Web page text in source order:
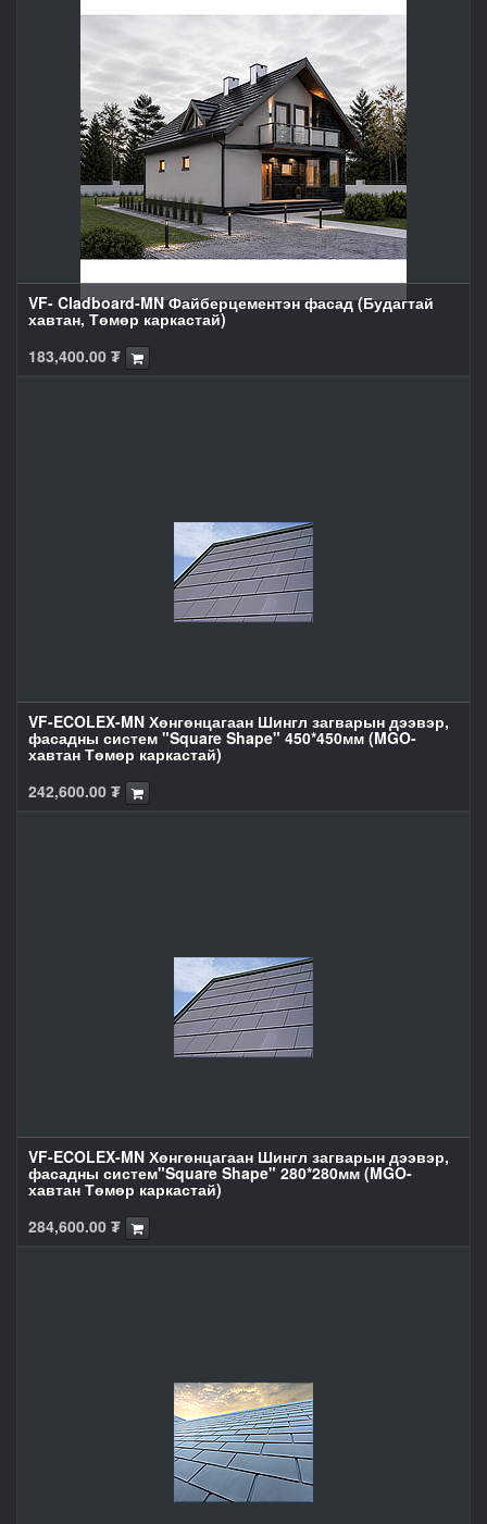
VF- Cladboard-MN Файберцементэн фасад (Будагтай
хавтан, Төмөр каркастай)
183,400.00 ₮
VF-ECOLEX-MN Хөнгөнцагаан Шингл загварын дээвэр,
фасадны систем "Square Shape" 450*450мм (MGO-
хавтан Төмөр каркастай)
242,600.00 ₮
VF-ECOLEX-MN Хөнгөнцагаан Шингл загварын дээвэр,
фасадны систем"Square Shape" 280*280мм (MGO-
хавтан Төмөр каркастай)
284,600.00 ₮